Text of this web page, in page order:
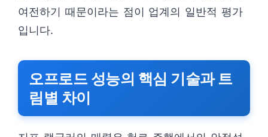
여전하기 때문이라는 점이 업계의 일반적 평가
입니다.
오프로드 성능의 핵심 기술과 트
림별 차이